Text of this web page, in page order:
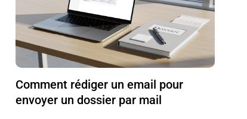
Comment rédiger un email pour
envoyer un dossier par mail